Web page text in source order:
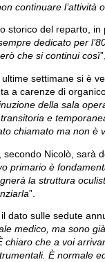
continuare l’attività
storico del reparto,
dedicato per
che si continui così
ultime settimane si è
a carenze di
della sala
e
chiamato ma non è
secondo Nicolò, sarà
primario è
la struttura
”.
dato sulle sedute
medico, ma sono
chiaro che a voi
È normale